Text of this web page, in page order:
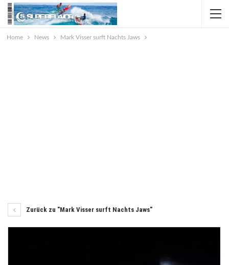
Home News Mark Visser surft Nachts Jaws
Zurück zu "Mark Visser surft Nachts Jaws"